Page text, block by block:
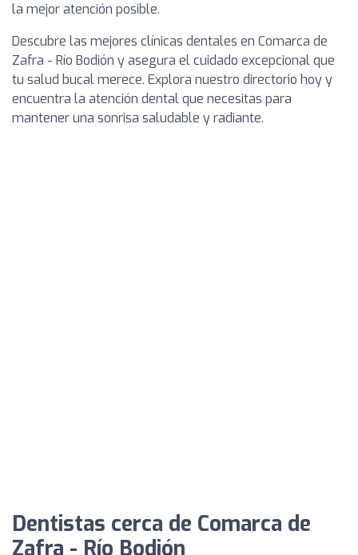
la mejor atención posible.
Descubre las mejores clínicas dentales en Comarca de
Zafra - Río Bodión y asegura el cuidado excepcional que
tu salud bucal merece. Explora nuestro directorio hoy y
encuentra la atención dental que necesitas para
mantener una sonrisa saludable y radiante.
Dentistas cerca de Comarca de
Zafra - Río Bodión